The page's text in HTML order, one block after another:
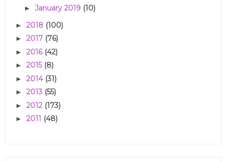
► January 2019 (10)
► 2018 (100)
► 2017 (76)
► 2016 (42)
► 2015 (8)
► 2014 (31)
► 2013 (55)
► 2012 (173)
► 2011 (48)